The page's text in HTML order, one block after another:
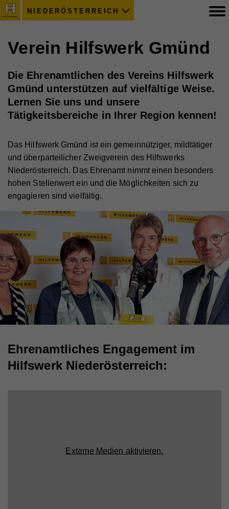
NIEDERÖSTERREICH
Verein Hilfswerk Gmünd
Die Ehrenamtlichen des Vereins Hilfswerk
Gmünd unterstützen auf vielfältige Weise.
Lernen Sie uns und unsere
Tätigkeitsbereiche in Ihrer Region kennen!
Das Hilfswerk Gmünd ist ein gemeinnütziger, mildtätiger
und überparteilicher Zweigverein des Hilfswerks
Niederösterreich. Das Ehrenamt nimmt einen besonders
hohen Stellenwert ein und die Möglichkeiten sich zu
engagieren sind vielfältig.
Ehrenamtliches Engagement im
Hilfswerk Niederösterreich:
Externe Medien aktivieren.